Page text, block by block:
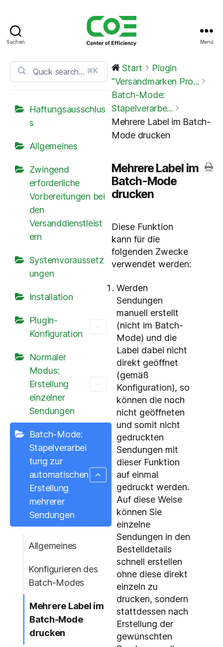
Suchen
Center
Menü
⌘K
Haftungsausschlus
s
Allgemeines
Zwingend
erforderliche
Vorbereitungen bei
den
Versanddienstleist
ern
Systemvoraussetz
ungen
Installation
Plugin-
Konfiguration
Normaler
Modus:
Erstellung
einzelner
Sendungen
Batch-Mode:
Stapelverarbei
tung zur
automatischen
Erstellung
mehrerer
Sendungen
Allgemeines
Konfigurieren des
Batch-Modes
Mehrere Label im
Batch-Mode
drucken
Start
Plugin
"Versandmarken Pro...
Batch-Mode:
Stapelverarbe...
Mehrere Label im Batch-
Mode drucken
Mehrere Label im
Batch-Mode
drucken
Diese Funktion
kann für die
folgenden Zwecke
verwendet werden:
Werden
Sendungen
manuell erstellt
(nicht im Batch-
Mode) und die
Label dabei nicht
direkt geöffnet
(gemäß
Konfiguration), so
können die noch
nicht geöffneten
und somit nicht
gedruckten
Sendungen mit
dieser Funktion
auf einmal
gedruckt werden.
Auf diese Weise
können Sie
einzelne
Sendungen in den
Bestelldetails
schnell erstellen
ohne diese direkt
einzeln zu
drucken, sondern
stattdessen nach
Erstellung der
gewünschten